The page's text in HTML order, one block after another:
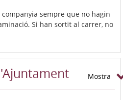
sempre que no hagin
Si han sortit al carrer, no
Mostra